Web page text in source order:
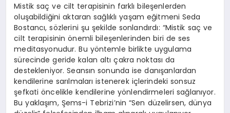
Mistik saç ve cilt terapisinin farklı bileşenlerden
oluşabildiğini aktaran sağlıklı yaşam eğitmeni Seda
Bostancı, sözlerini şu şekilde sonlandırdı: “Mistik saç ve
cilt terapisinin önemli bileşenlerinden biri de ses
meditasyonudur. Bu yöntemle birlikte uygulama
sürecinde geride kalan altı çakra noktası da
destekleniyor. Seansın sonunda ise danışanlardan
kendilerine sarılmaları istenerek içlerindeki sonsuz
şefkati öncelikle kendilerine yönlendirmeleri sağlanıyor.
Bu yaklaşım, Şems-i Tebrizi’nin “Sen düzelirsen, dünya